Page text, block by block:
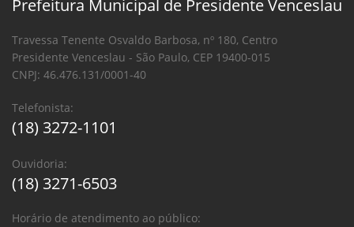
Prefeitura Municipal de Presidente Venceslau
Travessa Tenente Osvaldo Barbosa, nº 180, Centro
Presidente Venceslau - São Paulo, CEP 19400-015
CNPJ: 46.476.131/0001-40
Telefonista:
(18) 3272-1101
Ouvidoria:
(18) 3271-6503
Horário de atendimento ao público: